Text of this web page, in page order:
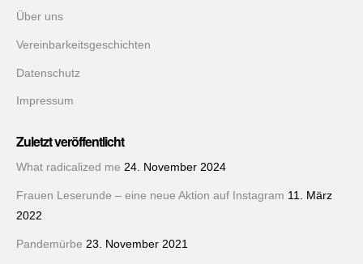
Über uns
Vereinbarkeitsgeschichten
Datenschutz
Impressum
Zuletzt veröffentlicht
What radicalized me 24. November 2024
Frauen Leserunde – eine neue Aktion auf Instagram 11. März
2022
Pandemürbe 23. November 2021